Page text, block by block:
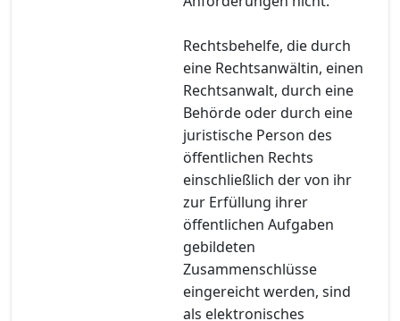
Rechtsbehelfe, die durch
eine Rechtsanwältin, einen
Rechtsanwalt, durch eine
Behörde oder durch eine
juristische Person des
öffentlichen Rechts
einschließlich der von ihr
zur Erfüllung ihrer
öffentlichen Aufgaben
gebildeten
Zusammenschlüsse
eingereicht werden, sind
als elektronisches